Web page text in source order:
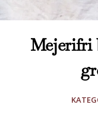
Mejerifri